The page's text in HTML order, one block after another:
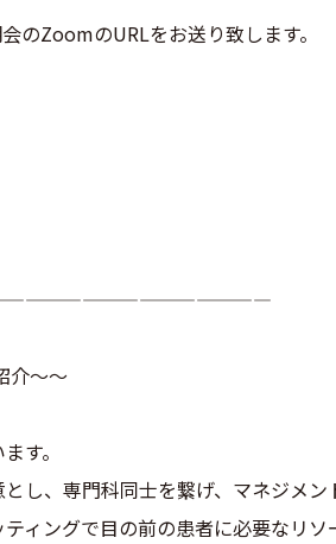
のZoomのURLをお送り致します。
介～～
す。
し、専門科同士を繋げ、マネジメ
ィングで目の前の患者に必要なリ